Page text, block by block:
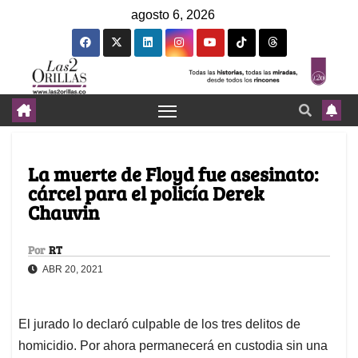
agosto 6, 2026
La muerte de Floyd fue asesinato:
cárcel para el policía Derek
Chauvin
Por RT
ABR 20, 2021
El jurado lo declaró culpable de los tres delitos de
homicidio. Por ahora permanecerá en custodia sin una